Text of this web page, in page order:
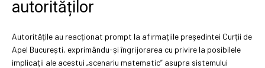
autorităților
Autoritățile au reacționat prompt la afirmațiile președintei Curții de
Apel București, exprimându-și îngrijorarea cu privire la posibilele
implicații ale acestui „scenariu matematic” asupra sistemului